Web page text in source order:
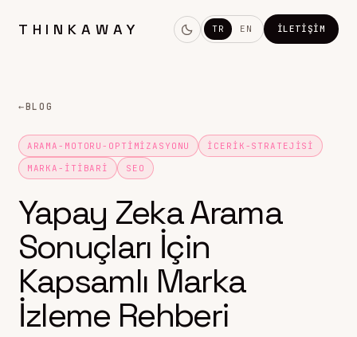
THINKAWAY TR EN İLETIŞIM
←BLOG
ARAMA-MOTORU-OPTIMIZASYONU
ICERIK-STRATEJISI
MARKA-ITIBARI
SEO
Yapay Zeka Arama
Sonuçları İçin
Kapsamlı Marka
İzleme Rehberi